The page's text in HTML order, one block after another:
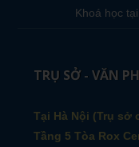
Khoá học
TRỤ SỞ - VĂN
Tại Hà Nội (Trụ sở
Tầng 5 Tòa Rox